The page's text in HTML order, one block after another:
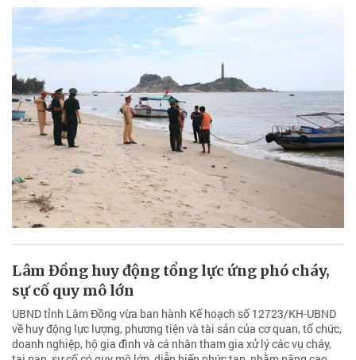
Lâm Đồng huy động tổng lực ứng phó cháy,
sự cố quy mô lớn
UBND tỉnh Lâm Đồng vừa ban hành Kế hoạch số 12723/KH-UBND
về huy động lực lượng, phương tiện và tài sản của cơ quan, tổ chức,
doanh nghiệp, hộ gia đình và cá nhân tham gia xử lý các vụ cháy,